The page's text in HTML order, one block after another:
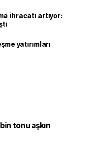
ihracatı artıyor:
yatırımları
tonu aşkın